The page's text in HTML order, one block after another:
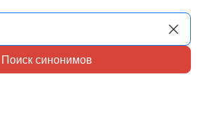
Поиск синонимов